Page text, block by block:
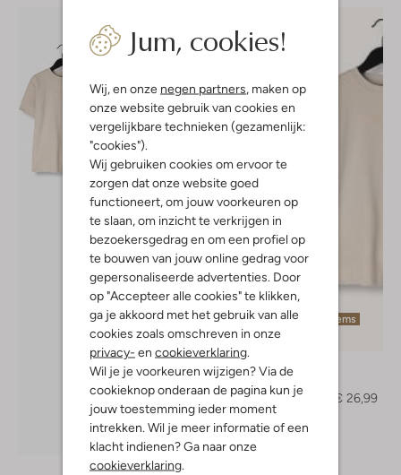
Jum, cookies!
Wij, en onze negen partners, maken op
onze website gebruik van cookies en
vergelijkbare technieken (gezamenlijk:
"cookies").
Wij gebruiken cookies om ervoor te
zorgen dat onze website goed
functioneert, om jouw voorkeuren op
te slaan, om inzicht te verkrijgen in
bezoekersgedrag en om een profiel op
te bouwen van jouw online gedrag voor
gepersonaliseerde advertenties. Door
op "Accepteer alle cookies" te klikken,
ga je akkoord met het gebruik van alle
cookies zoals omschreven in onze
privacy- en cookieverklaring.
Wil je je voorkeuren wijzigen? Via de
cookieknop onderaan de pagina kun je
jouw toestemming ieder moment
intrekken. Wil je meer informatie of een
klacht indienen? Ga naar onze
cookieverklaring.
Ontdek de look
Laatste items
Rellix
€ 44,99
€ 26,99